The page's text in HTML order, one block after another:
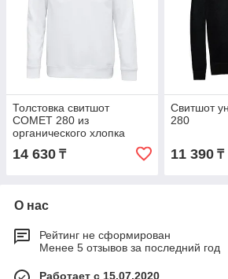
Толстовка свитшот
COMET 280 из
органического хлопка
14 630 ₸
Свитшот
280
11 390₸
О нас
Рейтинг не сформирован
Менее 5 отзывов за последний год
Работает с 15.07.2020